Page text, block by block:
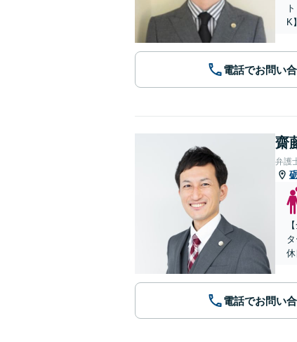
K】
電話でお問い
齋
弁護
休
電話でお問い